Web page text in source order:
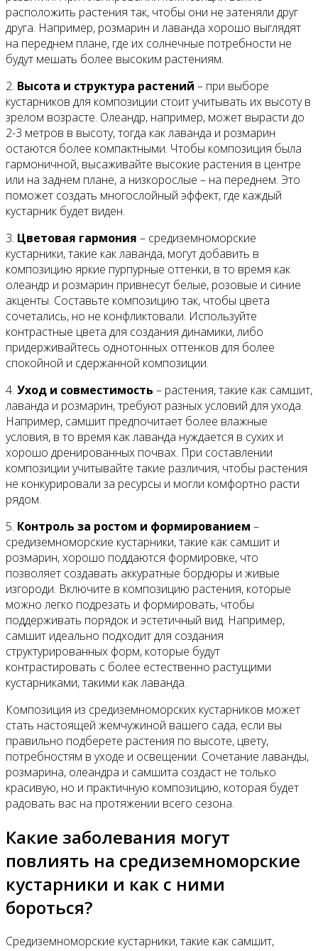
расположить растения так, чтобы они не затеняли друг
друга. Например, розмарин и лаванда хорошо выглядят
на переднем плане, где их солнечные потребности не
будут мешать более высоким растениям.
2. Высота и структура растений – при выборе
кустарников для композиции стоит учитывать их высоту в
зрелом возрасте. Олеандр, например, может вырасти до
2-3 метров в высоту, тогда как лаванда и розмарин
остаются более компактными. Чтобы композиция была
гармоничной, высаживайте высокие растения в центре
или на заднем плане, а низкорослые – на переднем. Это
поможет создать многослойный эффект, где каждый
кустарник будет виден.
3. Цветовая гармония – средиземноморские
кустарники, такие как лаванда, могут добавить в
композицию яркие пурпурные оттенки, в то время как
олеандр и розмарин привнесут белые, розовые и синие
акценты. Составьте композицию так, чтобы цвета
сочетались, но не конфликтовали. Используйте
контрастные цвета для создания динамики, либо
придерживайтесь однотонных оттенков для более
спокойной и сдержанной композиции.
4. Уход и совместимость – растения, такие как самшит,
лаванда и розмарин, требуют разных условий для ухода.
Например, самшит предпочитает более влажные
условия, в то время как лаванда нуждается в сухих и
хорошо дренированных почвах. При составлении
композиции учитывайте такие различия, чтобы растения
не конкурировали за ресурсы и могли комфортно расти
рядом.
5. Контроль за ростом и формированием –
средиземноморские кустарники, такие как самшит и
розмарин, хорошо поддаются формировке, что
позволяет создавать аккуратные бордюры и живые
изгороди. Включите в композицию растения, которые
можно легко подрезать и формировать, чтобы
поддерживать порядок и эстетичный вид. Например,
самшит идеально подходит для создания
структурированных форм, которые будут
контрастировать с более естественно растущими
кустарниками, такими как лаванда.
Композиция из средиземноморских кустарников может
стать настоящей жемчужиной вашего сада, если вы
правильно подберете растения по высоте, цвету,
потребностям в уходе и освещении. Сочетание лаванды,
розмарина, олеандра и самшита создаст не только
красивую, но и практичную композицию, которая будет
радовать вас на протяжении всего сезона.
Какие заболевания могут
повлиять на средиземноморские
кустарники и как с ними
бороться?
Средиземноморские кустарники, такие как самшит,